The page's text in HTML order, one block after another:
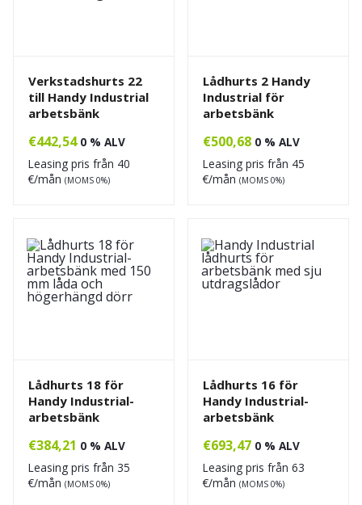
Verkstadshurts 22
till Handy Industrial
arbetsbänk
€442,54 0 % ALV
Leasing pris från 40
€/mån (MOMS 0%)
Lådhurts 2 Handy
Industrial för
arbetsbänk
€500,68 0 % ALV
Leasing pris från 45
€/mån (MOMS 0%)
Lådhurts 18 för
Handy Industrial-
arbetsbänk
€384,21 0 % ALV
Leasing pris från 35
€/mån (MOMS 0%)
Lådhurts 16 för
Handy Industrial-
arbetsbänk
€693,47 0 % ALV
Leasing pris från 63
€/mån (MOMS 0%)